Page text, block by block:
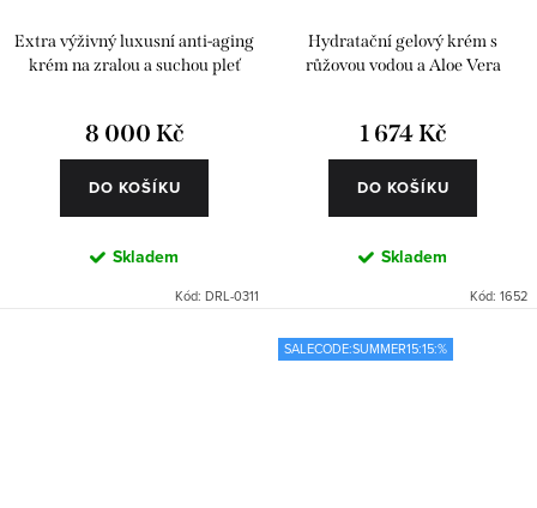
Extra výživný luxusní anti-aging
krém na zralou a suchou pleť
8 000 Kč
DO KOŠÍKU
Skladem
Kód: DRL-0311
Hydratační gelový krém s
růžovou vodou a Aloe Vera
1 674 Kč
DO KOŠÍKU
Skladem
Kód: 1652
SALECODE:SUMMER15:15:%